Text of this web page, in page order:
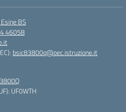
BS
46058
bsic83800q@pec.istruzione.it
UF0WTH